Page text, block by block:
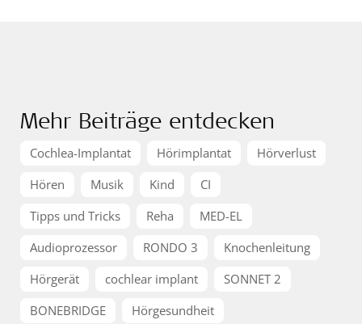
Mehr Beiträge entdecken
Cochlea-Implantat Hörimplantat
Hörverlust
Hören
Musik Kind
CI
Tipps und Tricks
Reha
MED-EL
Audioprozessor
RONDO 3
Knochenleitung
Hörgerät
cochlear implant
SONNET 2
BONEBRIDGE
Hörgesundheit